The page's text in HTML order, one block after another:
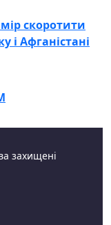
скоротити
і Афганістані
захищені